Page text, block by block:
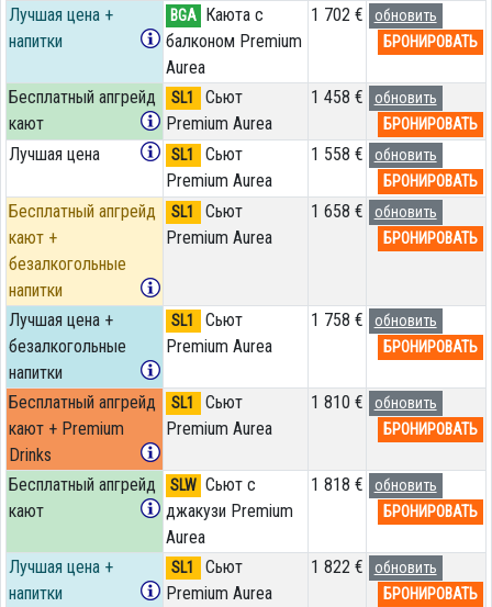
Лучшая цена +
напитки
BGA Каюта с
балконом Premium
Aurea
1 702 €
обновить
БРОНИРОВАТЬ
Бесплатный апгрейд
кают
SL1
Сьют
Premium Aurea
1 458 €
обновить
БРОНИРОВАТЬ
Лучшая цена SL1
Сьют
Premium Aurea
1 558 €
обновить
БРОНИРОВАТЬ
Бесплатный апгрейд
кают +
безалкогольные
напитки
SL1
Сьют
Premium Aurea
1 658 €
обновить
БРОНИРОВАТЬ
Лучшая цена +
безалкогольные
напитки
SL1
Сьют
Premium Aurea
1 758 €
обновить
БРОНИРОВАТЬ
Бесплатный апгрейд
кают + Premium
Drinks
SL1
Сьют
Premium Aurea
1 810 €
обновить
БРОНИРОВАТЬ
Бесплатный апгрейд
кают
SLW Сьют с
джакузи Premium
Aurea
1 818 €
обновить
БРОНИРОВАТЬ
Лучшая цена +
напитки
SL1
Сьют
Premium Aurea
1 822 €
обновить
БРОНИРОВАТЬ